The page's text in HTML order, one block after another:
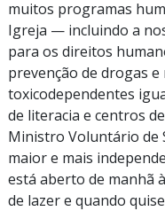
muitos programas
Igreja — incluindo a
para os direitos
prevenção de drogas
toxicodependentes
de literacia e centros
Ministro Voluntário de
maior e mais
está aberto de manhã
de lazer e quando